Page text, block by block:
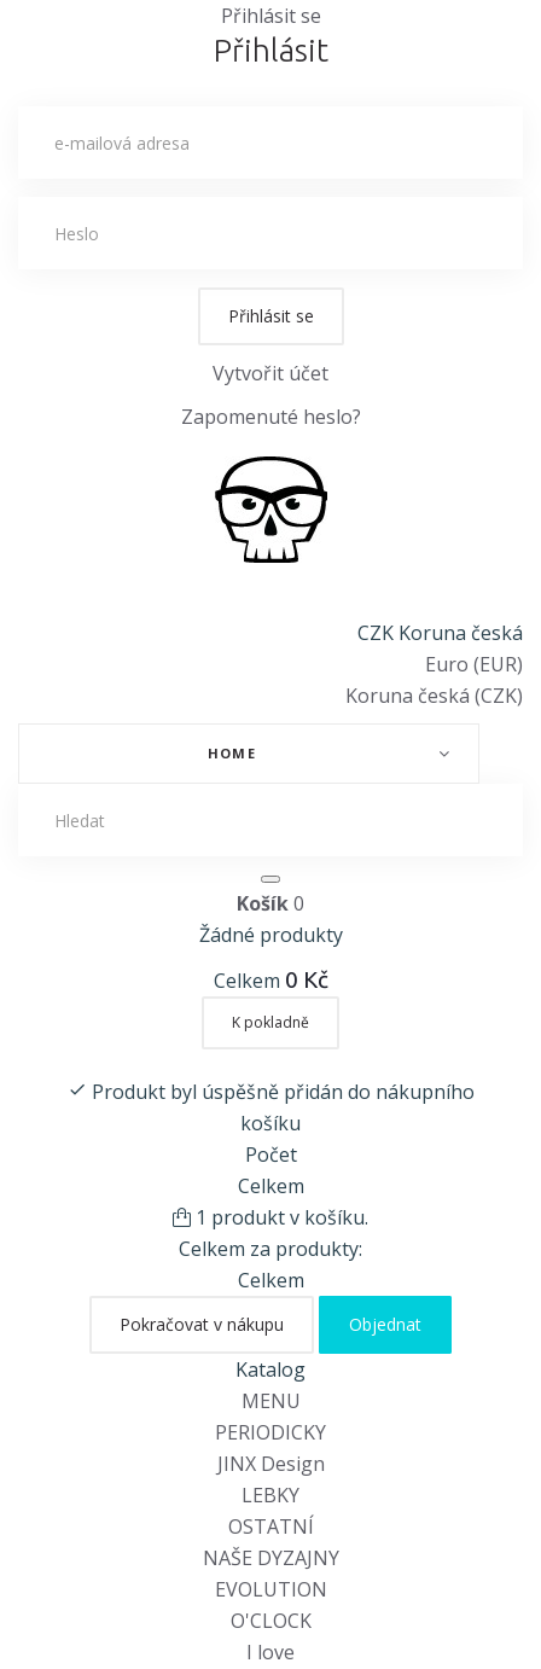
Přihlásit se
Přihlásit
Přihlásit se
Vytvořit účet
Zapomenuté heslo?
CZK Koruna česká
Euro (EUR)
Koruna česká (CZK)
HOME
Košík0
Žádné produkty
Celkem 0 Kč
K pokladně
Produkt byl úspěšně přidán do nákupního
košíku
Počet
Celkem
1 produkt v košíku.
Celkem za produkty:
Celkem
Pokračovat v nákupu Objednat
Katalog
MENU
PERIODICKY
JINX Design
LEBKY
OSTATNÍ
NAŠE DYZAJNY
EVOLUTION
O'CLOCK
I love